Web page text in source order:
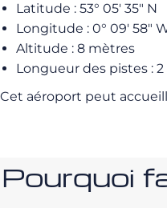
Latitude : 53° 05′ 35″ N
Longitude : 0° 09′ 58″
Altitude : 8 mètres
Longueur des pistes : 2
Cet aéroport peut
Pourquoi